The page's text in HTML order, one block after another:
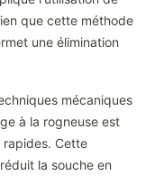
que cette méthode
une élimination
mécaniques
à la rogneuse est
rapides. Cette
la souche en